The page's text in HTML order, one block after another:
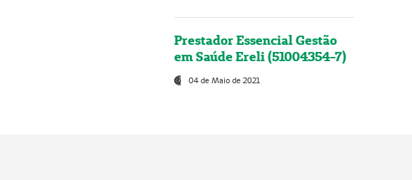
Prestador Essencial Gestão
em Saúde Ereli (51004354-7)
04 de Maio de 2021